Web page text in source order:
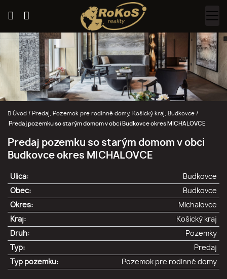
Úvod / Predaj, Pozemok pre rodinné domy, Košický kraj, Budkovce /
Predaj pozemku so starým domom v obci Budkovce okres MICHALOVCE
Predaj pozemku so starým domom v obci
Budkovce okres MICHALOVCE
Ulica:
Budkovce
Obec:
Budkovce
Okres:
Michalovce
Kraj:
Košický kraj
Druh:
Pozemky
Typ:
Predaj
Typ pozemku:
Pozemok pre rodinné domy